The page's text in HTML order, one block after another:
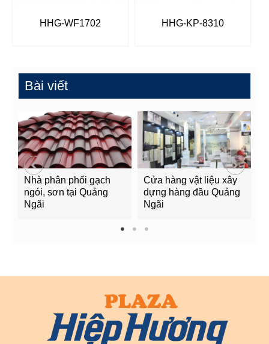
HHG-WF1702 HHG-KP-8310
Bài viết
Nhà phân phối gạch
ngói, sơn tại Quảng
Ngãi
Cửa hàng vật liệu xây
dựng hàng đầu Quảng
Ngãi
1 2 3